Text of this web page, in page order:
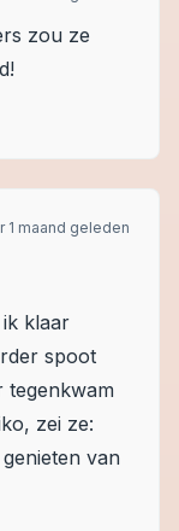
zou ze
1 maand geleden
ik klaar
spoot
tegenkwam
zei ze:
van